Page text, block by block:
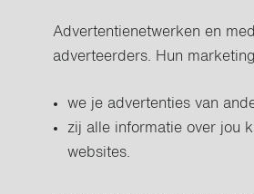
Advertentienetwerken en
adverteerders. Hun
we je advertenties van
zij alle informatie over jou
websites.